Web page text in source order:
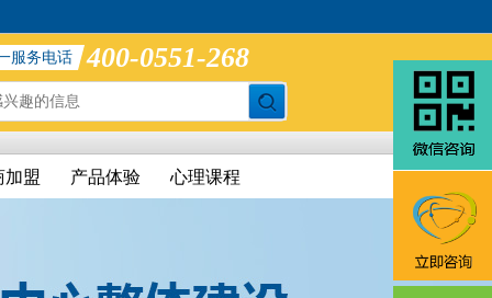
服务电话 400-0551-268
加盟 产品体验 心理课程